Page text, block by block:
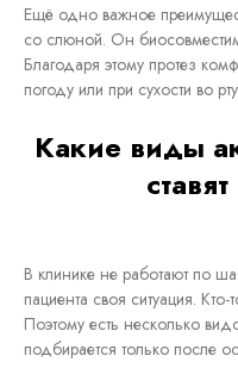
Ещё одно важное
со слюной. Он
Благодаря этому протез
погоду или при сухости во
Какие виды
В клинике не работают по
пациента своя ситуация.
Поэтому есть несколько
подбирается только после